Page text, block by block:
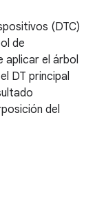
(DTC)
de
aplicar el árbol
DT principal
del